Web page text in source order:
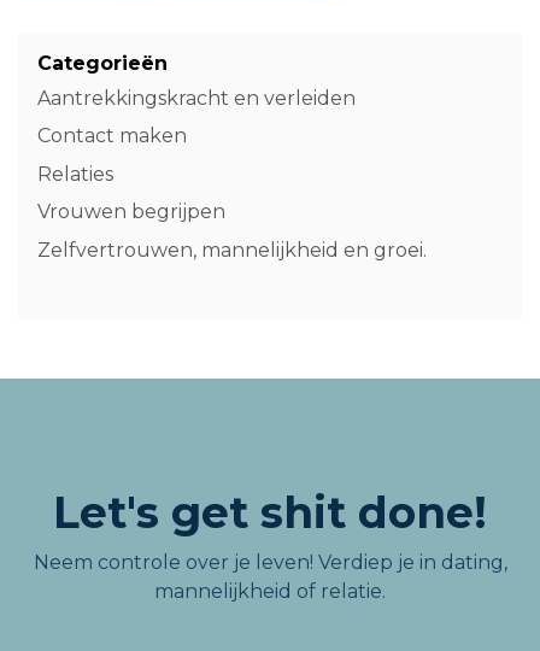
Categorieën
Aantrekkingskracht en verleiden
Contact maken
Relaties
Vrouwen begrijpen
Zelfvertrouwen, mannelijkheid en groei.
Let's get shit done!
Neem controle over je leven! Verdiep je in dating,
mannelijkheid of relatie.